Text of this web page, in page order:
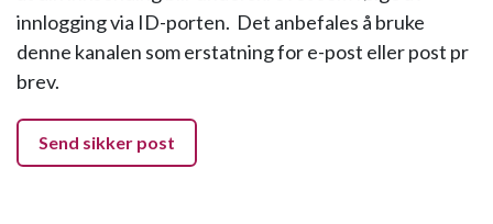
innlogging via ID-porten. Det anbefales å bruke
denne kanalen som erstatning for e-post eller post pr
brev.
Send sikker post